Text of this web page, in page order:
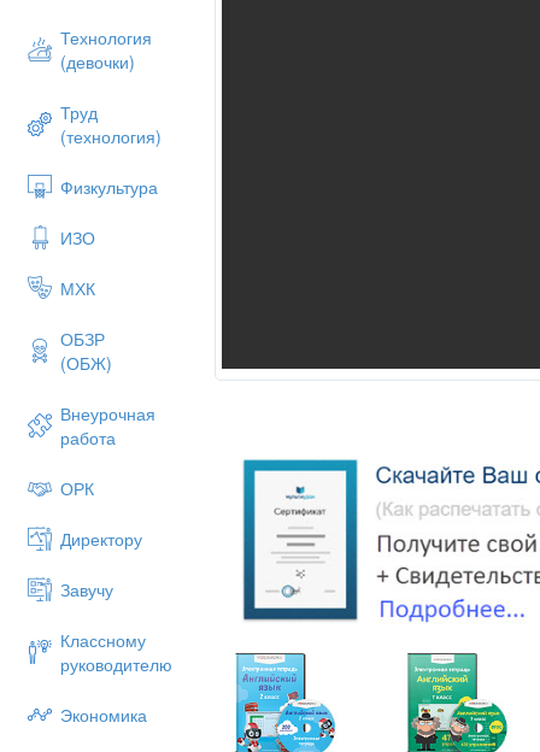
Технология
(девочки)
Труд
(технология)
Физкультура
ИЗО
МХК
ОБЗР
(ОБЖ)
Внеурочная
работа
ОРК
Директору
Завучу
Классному
руководителю
Экономика